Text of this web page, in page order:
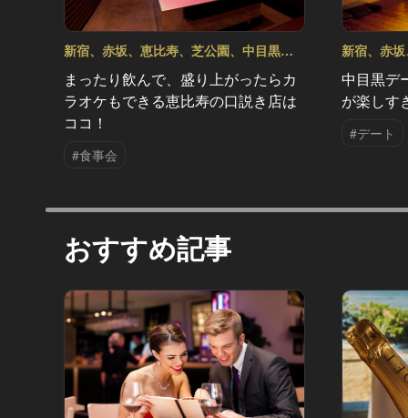
新宿、赤坂、恵比寿、芝公園、中目黒！
都内最強のデートスポット5選 Vol.6
まったり飲んで、盛り上がったらカ
ラオケもできる恵比寿の口説き店は
ココ！
#食事会
新宿、赤
都内最強
中目黒デ
が楽しす
#デート
おすすめ記事